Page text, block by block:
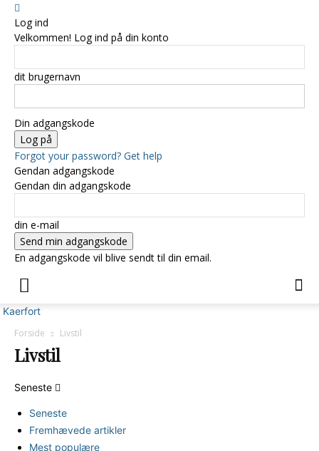
Log ind
Velkommen! Log ind på din konto
dit brugernavn
Din adgangskode
Forgot your password? Get help
Gendan adgangskode
Gendan din adgangskode
din e-mail
En adgangskode vil blive sendt til din email.
Kaerfort
Forside
Livstil
Livstil
Seneste
Seneste
Fremhævede artikler
Mest populære